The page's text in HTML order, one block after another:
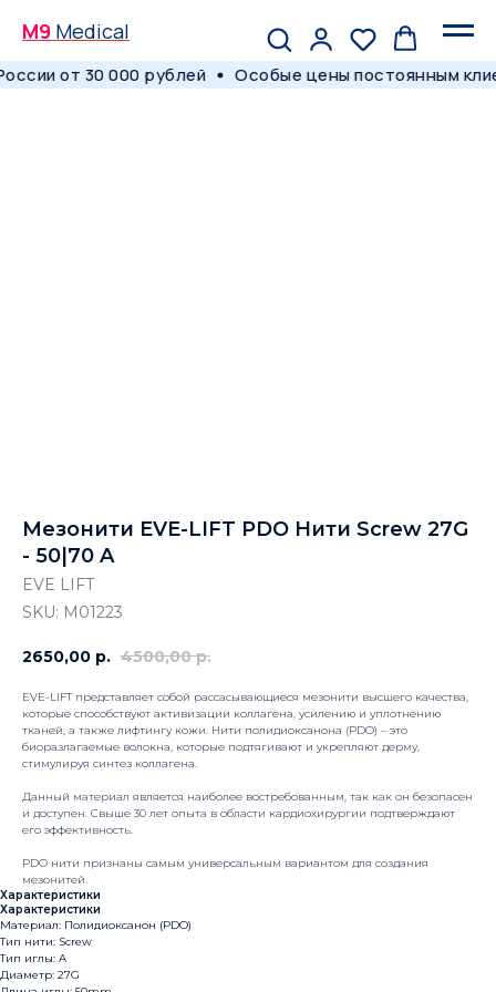
M9 Medical
от 30 000 рублей Особые цены постоянным
Мезонити EVE-LIFT PDO Нити Screw 27G
- 50|70 A
EVE LIFT
SKU: M01223
2650,00 р. 4500,00 р.
EVE-LIFT представляет собой рассасывающиеся мезонити высшего качества,
которые способствуют активизации коллагена, усилению и уплотнению
тканей, а также лифтингу кожи. Нити полидиоксанона (PDO) – это
биоразлагаемые волокна, которые подтягивают и укрепляют дерму,
стимулируя синтез коллагена.
Данный материал является наиболее востребованным, так как он безопасен
и доступен. Свыше 30 лет опыта в области кардиохирургии подтверждают
его эффективность.
PDO нити признаны самым универсальным вариантом для создания
мезонитей.
Характеристики
Характеристики
Материал: Полидиоксанон (PDO)
Тип нити: Screw
Тип иглы: A
Диаметр: 27G